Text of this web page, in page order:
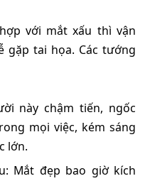
với mắt xấu thì vận
gặp tai họa. Các tướng
này chậm tiến, ngốc
mọi việc, kém sáng
lớn.
Mắt đẹp bao giờ kích